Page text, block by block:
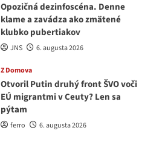
Opozičná dezinfoscéna. Denne
klame a zavádza ako zmätené
klubko pubertiakov
JNS 6. augusta 2026
Z Domova
Otvoril Putin druhý front ŠVO voči
EÚ migrantmi v Ceuty? Len sa
pýtam
ferro 6. augusta 2026